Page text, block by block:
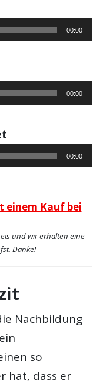
00:00
00:00
00:00
einem Kauf bei
und wir erhalten eine
Danke!
Nachbildung
so
hat, dass er